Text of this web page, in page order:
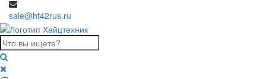
sale@ht42rus.ru